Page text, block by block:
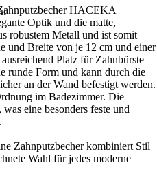
HACEKA
Optik und die matte,
robustem Metall und ist somit
und Breite von je 12 cm und einer
Platz für Zahnbürste
runde Form und kann durch die
an der Wand befestigt werden.
im Badezimmer. Die
eine besonders feste und
Zahnputzbecher kombiniert Stil
Wahl für jedes moderne